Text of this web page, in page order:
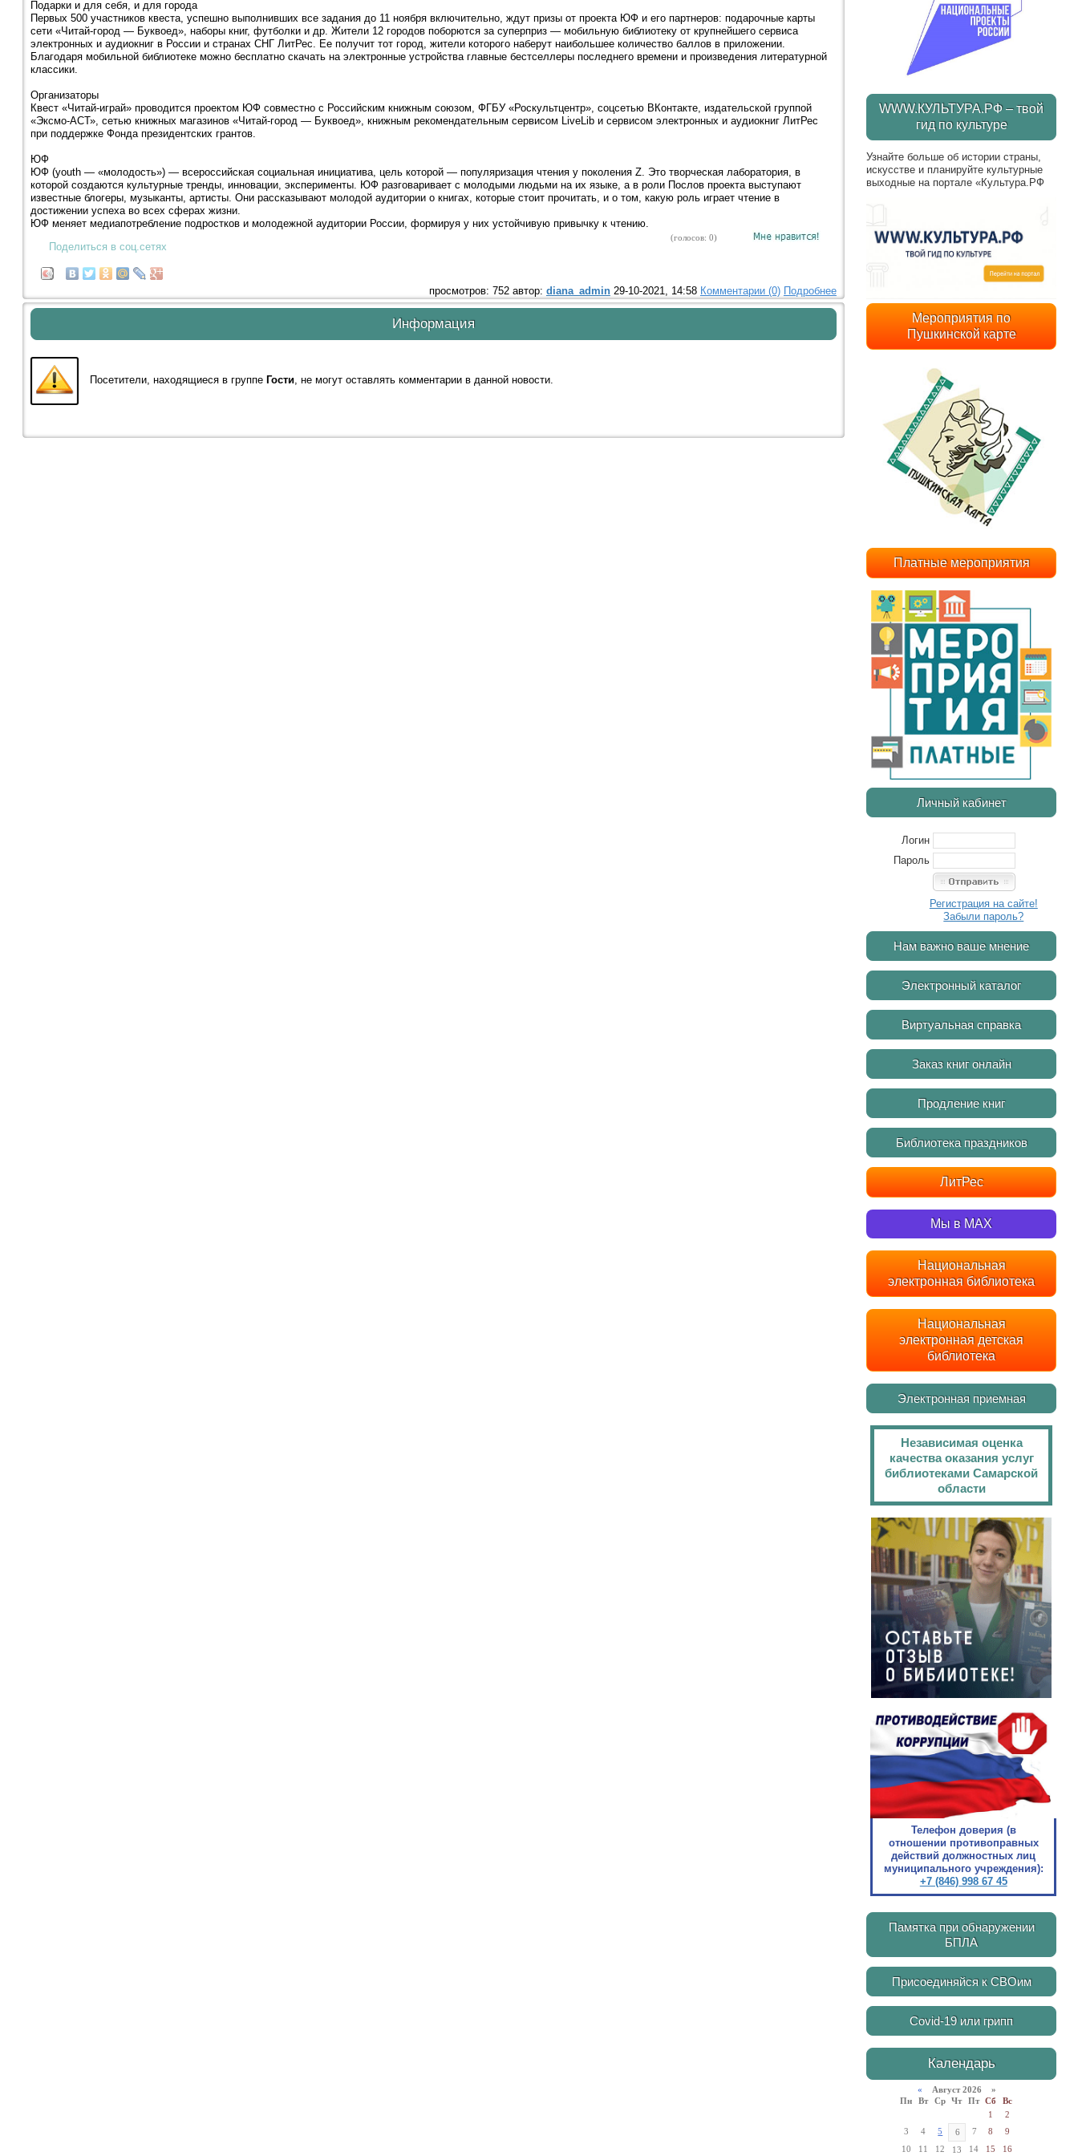
Подарки и для себя, и для города
Первых 500 участников квеста, успешно выполнивших все задания до 11 ноября включительно, ждут призы от проекта ЮФ и его партнеров: подарочные карты
сети «Читай-город — Буквоед», наборы книг, футболки и др. Жители 12 городов поборются за суперприз — мобильную библиотеку от крупнейшего сервиса
электронных и аудиокниг в России и странах СНГ ЛитРес. Ее получит тот город, жители которого наберут наибольшее количество баллов в приложении.
Благодаря мобильной библиотеке можно бесплатно скачать на электронные устройства главные бестселлеры последнего времени и произведения литературной
классики.
Организаторы
Квест «Читай-играй» проводится проектом ЮФ совместно с Российским книжным союзом, ФГБУ «Роскультцентр», соцсетью ВКонтакте, издательской группой
«Эксмо-АСТ», сетью книжных магазинов «Читай-город — Буквоед», книжным рекомендательным сервисом LiveLib и сервисом электронных и аудиокниг ЛитРес
при поддержке Фонда президентских грантов.
ЮФ
ЮФ (youth — «молодость») — всероссийская социальная инициатива, цель которой — популяризация чтения у поколения Z. Это творческая лаборатория, в
которой создаются культурные тренды, инновации, эксперименты. ЮФ разговаривает с молодыми людьми на их языке, а в роли Послов проекта выступают
известные блогеры, музыканты, артисты. Они рассказывают молодой аудитории о книгах, которые стоит прочитать, и о том, какую роль играет чтение в
достижении успеха во всех сферах жизни.
ЮФ меняет медиапотребление подростков и молодежной аудитории России, формируя у них устойчивую привычку к чтению.
(голосов: 0)
Поделиться в соц.сетях
просмотров: 752 автор: diana_admin29-10-2021, 14:58 Комментарии (0) Подробнее
Информация
Посетители, находящиеся в группе Гости, не могут оставлять комментарии в данной новости.
WWW.КУЛЬТУРА.РФ – твой
гид по культуре
Узнайте больше об истории страны,
искусстве и планируйте культурные
выходные на портале «Культура.РФ
Мероприятия по
Пушкинской карте
Платные мероприятия
Личный кабинет
Логин
Пароль
Регистрация на сайте!
Забыли пароль?
Нам важно ваше мнение
Электронный каталог
Виртуальная справка
Заказ книг онлайн
Продление книг
Библиотека праздников
ЛитРес
Мы в MAX
Национальная
электронная библиотека
Национальная
электронная детская
библиотека
Электронная приемная
Независимая оценка
качества оказания услуг
библиотеками Самарской
области
Телефон доверия (в
отношении противоправных
действий должностных лиц
муниципального учреждения):
+7 (846) 998 67 45
Памятка при обнаружении
БПЛА
Присоединяйся к СВОим
Covid-19 или грипп
Календарь
« Август 2026 »
Пн
Вт Ср Чт Пт Сб
Вс
1
2
3
4 5 6 7 8
9
10
11 12 13 14 15 16